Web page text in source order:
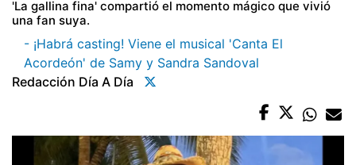
'La gallina fina' compartió el momento mágico que vivió
una fan suya.
- ¡Habrá casting! Viene el musical 'Canta El
Acordeón' de Samy y Sandra Sandoval
Redacción Día A Día